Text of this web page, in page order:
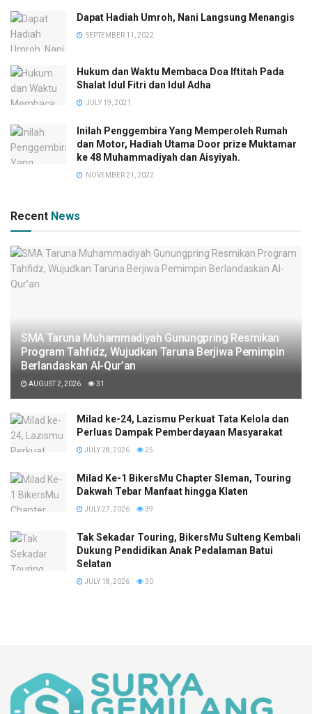
Dapat Hadiah Umroh, Nani Langsung Menangis
SEPTEMBER 11, 2022
Hukum dan Waktu Membaca Doa Iftitah Pada
Shalat Idul Fitri dan Idul Adha
JULY 19, 2021
Inilah Penggembira Yang Memperoleh Rumah
dan Motor, Hadiah Utama Door prize Muktamar
ke 48 Muhammadiyah dan Aisyiyah.
NOVEMBER 21, 2022
Recent News
SMA Taruna Muhammadiyah Gunungpring Resmikan
Program Tahfidz, Wujudkan Taruna Berjiwa Pemimpin
Berlandaskan Al-Qur’an
AUGUST 2, 2026 31
Milad ke-24, Lazismu Perkuat Tata Kelola dan
Perluas Dampak Pemberdayaan Masyarakat
JULY 28, 2026 25
Milad Ke-1 BikersMu Chapter Sleman, Touring
Dakwah Tebar Manfaat hingga Klaten
JULY 27, 2026 39
Tak Sekadar Touring, BikersMu Sulteng Kembali
Dukung Pendidikan Anak Pedalaman Batui
Selatan
JULY 18, 2026 30